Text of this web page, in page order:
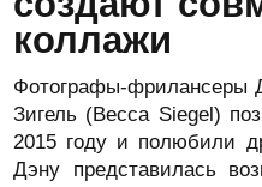
коллажи
Фотографы-фрилансеры
Зигель (Becca Siegel)
2015 году и полюбили
Дэну представилась